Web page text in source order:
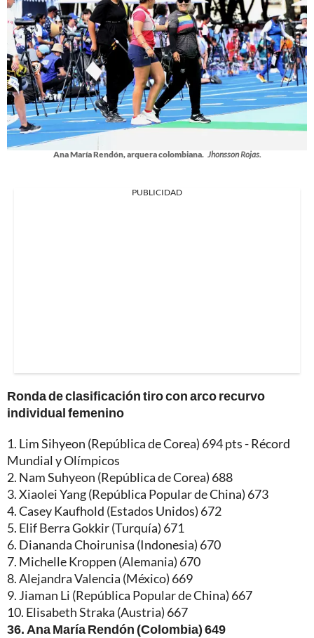
Ana María Rendón, arquera colombiana. Jhonsson Rojas.
PUBLICIDAD
Ronda de clasificación tiro con arco recurvo
individual femenino
1. Lim Sihyeon (República de Corea) 694 pts - Récord
Mundial y Olímpicos
2. Nam Suhyeon (República de Corea) 688
3. Xiaolei Yang (República Popular de China) 673
4. Casey Kaufhold (Estados Unidos) 672
5. Elif Berra Gokkir (Turquía) 671
6. Diananda Choirunisa (Indonesia) 670
7. Michelle Kroppen (Alemania) 670
8. Alejandra Valencia (México) 669
9. Jiaman Li (República Popular de China) 667
10. Elisabeth Straka (Austria) 667
36. Ana María Rendón (Colombia) 649